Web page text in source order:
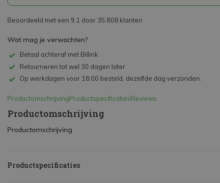
Beoordeeld met een 9,1 door 35.808 klanten
Wat mag je verwachten?
Betaal achteraf met Billink
Retourneren tot wel 30 dagen later
Op werkdagen voor 18:00 besteld, dezelfde dag verzonden.
ProductomschrijvingProductspecificatiesReviews
Productomschrijving
Productomschrijving
Productspecificaties